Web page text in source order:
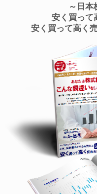
個人情報の取扱い
苦情の申出を含みま
当社の個人情報の
しては、下記電話番
株式会社シナジス
〒530-0047
大阪府大阪市北区西
TEL：06-6311-5548
～日本
安く買って
安く買って高く